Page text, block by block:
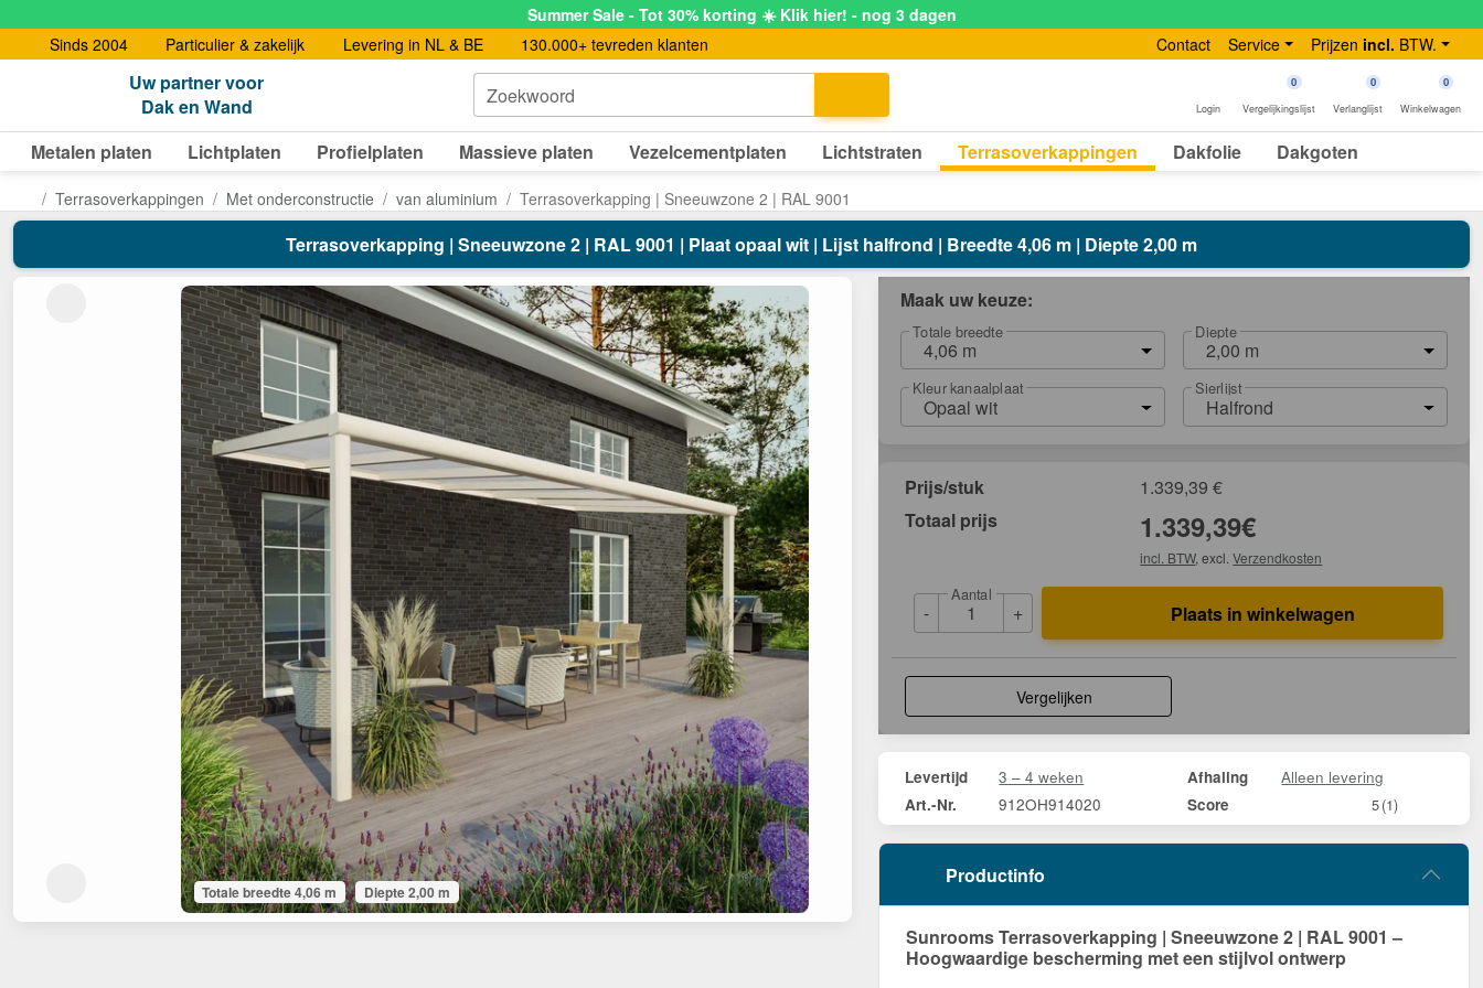
Summer Sale - Tot 30% korting ☀️ Klik hier! - nog 3 dagen
Sinds 2004
Particulier & zakelijk Levering in NL & BE 130.000+ tevreden klanten Contact Service Prijzen incl. BTW.
Uw partner voor
Dak en Wand
Zoekwoord
Login
0
Vergelijkingslijst
0
Verlanglijst
0
Winkelwagen
Metalen platen Lichtplaten Profielplaten Massieve platen Vezelcementplaten Lichtstraten Terrasoverkappingen Dakfolie Dakgoten
Terrasoverkappingen Met onderconstructie van aluminium Terrasoverkapping | Sneeuwzone 2 | RAL 9001
Terrasoverkapping | Sneeuwzone 2 | RAL 9001 | Plaat opaal wit | Lijst halfrond | Breedte 4,06 m | Diepte 2,00 m
Totale breedte 4,06 m Diepte 2,00 m
Maak uw keuze:
Totale breedte
4,06 m
Diepte
2,00 m
Kleur kanaalplaat
Opaal wit
Sierlijst
Halfrond
Prijs/stuk 1.339,39 €
Totaal prijs
1.339,39€
incl. BTW, excl.Verzendkosten
-
Aantal
+ Plaats in winkelwagen
Vergelijken
Levertijd 3 – 4 weken Afhaling Alleen levering
Art.-Nr. 912OH914020 Score 5(1)
Productinfo
Sunrooms Terrasoverkapping | Sneeuwzone 2 | RAL 9001 –
Hoogwaardige bescherming met een stijlvol ontwerp